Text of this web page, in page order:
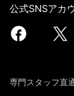
公式SNSアカ
専門スタッフ直